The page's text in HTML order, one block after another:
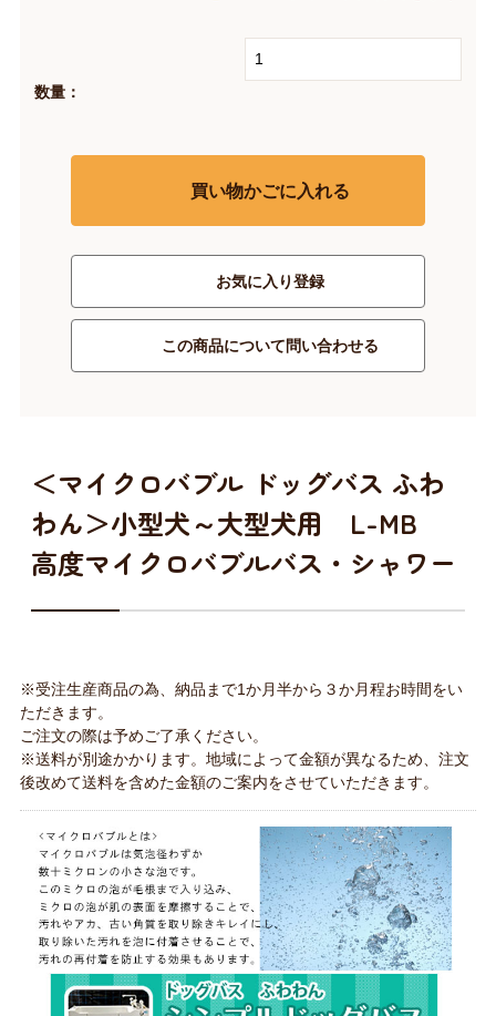
数量：
買い物かごに入れる
お気に入り登録
この商品について問い合わせる
＜マイクロバブル ドッグバス ふわ
わん＞小型犬～大型犬用 L-MB
高度マイクロバブルバス・シャワー
※受注生産商品の為、納品まで1か月半から３か月程お時間をい
ただきます。
ご注文の際は予めご了承ください。
※送料が別途かかります。地域によって金額が異なるため、注文
後改めて送料を含めた金額のご案内をさせていただきます。